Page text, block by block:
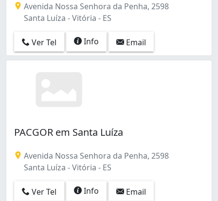
Avenida Nossa Senhora da Penha, 2598
Santa Luíza - Vitória - ES
Ver Tel Info Email
PACGOR em Santa Luíza
Avenida Nossa Senhora da Penha, 2598
Santa Luíza - Vitória - ES
Ver Tel Info Email